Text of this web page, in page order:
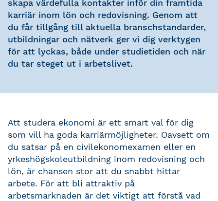
skapa värdefulla kontakter inför din framtida
karriär inom lön och redovisning. Genom att
du får tillgång till aktuella branschstandarder,
utbildningar och nätverk ger vi dig verktygen
för att lyckas, både under studietiden och när
du tar steget ut i arbetslivet.
Att studera ekonomi är ett smart val för dig
som vill ha goda karriärmöjligheter. Oavsett om
du satsar på en civilekonomexamen eller en
yrkeshögskoleutbildning inom redovisning och
lön, är chansen stor att du snabbt hittar
arbete. För att bli attraktiv på
arbetsmarknaden är det viktigt att förstå vad